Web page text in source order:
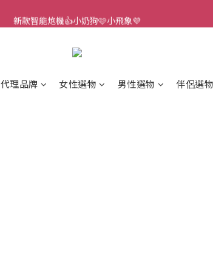
新款智能炮機👍小奶狗🩷小飛象💜
新款智能炮機👍小奶狗🩷小飛象💜
代理品牌 女性選物 男性選物 伴侶選物